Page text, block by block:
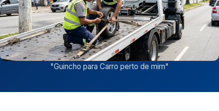
"Guincho para Carro perto de mim"